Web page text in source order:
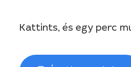
Kattints, és egy perc